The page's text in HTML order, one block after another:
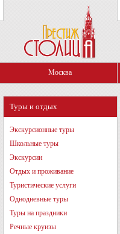
Москва
Туры и отдых
Экскурсионные туры
Школьные туры
Экскурсии
Отдых и проживание
Туристические услуги
Однодневные туры
Туры на праздники
Речные круизы